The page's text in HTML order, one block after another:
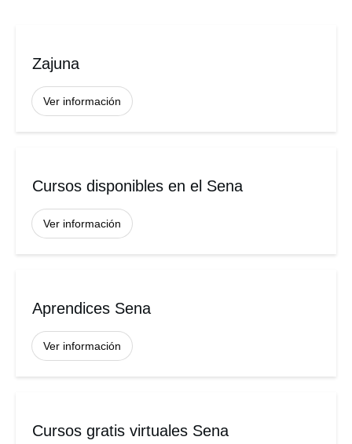
Zajuna
Ver información
Cursos disponibles en el Sena
Ver información
Aprendices Sena
Ver información
Cursos gratis virtuales Sena